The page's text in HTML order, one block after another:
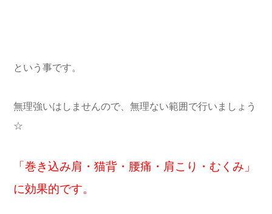
という事です。
無理強いはしませんので、無理ない範囲で行いましょう
☆
「巻き込み肩・猫背・腰痛・肩こり・むくみ」
に効果的です。